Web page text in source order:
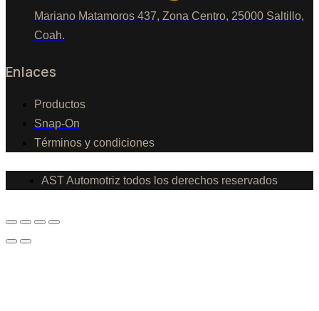
Mariano Matamoros 437, Zona Centro, 25000 Saltillo,
Coah.
Enlaces
Productos
Snap-On
Términos y condiciones
AST Automotriz todos los derechos reservados